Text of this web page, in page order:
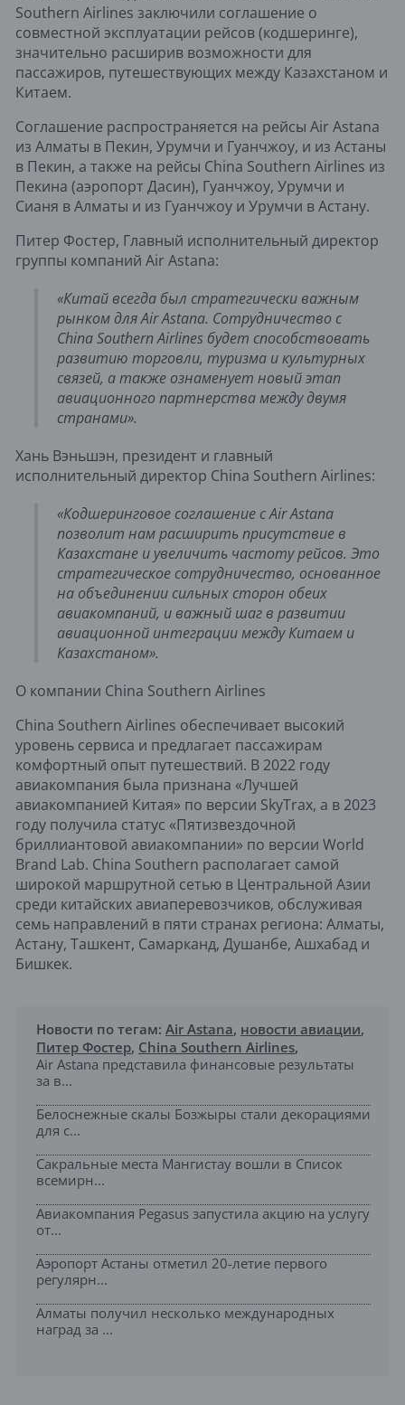
Southern Airlines заключили соглашение о
совместной эксплуатации рейсов (кодшеринге),
значительно расширив возможности для
пассажиров, путешествующих между Казахстаном и
Китаем.
Соглашение распространяется на рейсы Air Astana
из Алматы в Пекин, Урумчи и Гуанчжоу, и из Астаны
в Пекин, а также на рейсы China Southern Airlines из
Пекина (аэропорт Дасин), Гуанчжоу, Урумчи и
Сианя в Алматы и из Гуанчжоу и Урумчи в Астану.
Питер Фостер, Главный исполнительный директор
группы компаний Air Astana:
«Китай всегда был стратегически важным
рынком для Air Astana. Сотрудничество с
China Southern Airlines будет способствовать
развитию торговли, туризма и культурных
связей, а также ознаменует новый этап
авиационного партнерства между двумя
странами».
Хань Вэньшэн, президент и главный
исполнительный директор China Southern Airlines:
«Кодшеринговое соглашение с Air Astana
позволит нам расширить присутствие в
Казахстане и увеличить частоту рейсов. Это
стратегическое сотрудничество, основанное
на объединении сильных сторон обеих
авиакомпаний, и важный шаг в развитии
авиационной интеграции между Китаем и
Казахстаном».
О компании China Southern Airlines
China Southern Airlines обеспечивает высокий
уровень сервиса и предлагает пассажирам
комфортный опыт путешествий. В 2022 году
авиакомпания была признана «Лучшей
авиакомпанией Китая» по версии SkyTrax, а в 2023
году получила статус «Пятизвездочной
бриллиантовой авиакомпании» по версии World
Brand Lab. China Southern располагает самой
широкой маршрутной сетью в Центральной Азии
среди китайских авиаперевозчиков, обслуживая
семь направлений в пяти странах региона: Алматы,
Астану, Ташкент, Самарканд, Душанбе, Ашхабад и
Бишкек.
Новости по тегам: Air Astana, новости авиации,
Питер Фостер, China Southern Airlines,
Air Astana представила финансовые результаты
за в...
Белоснежные скалы Бозжыры стали декорациями
для с...
Сакральные места Мангистау вошли в Список
всемирн...
Авиакомпания Pegasus запустила акцию на услугу
от...
Аэропорт Астаны отметил 20-летие первого
регулярн...
Алматы получил несколько международных
наград за ...